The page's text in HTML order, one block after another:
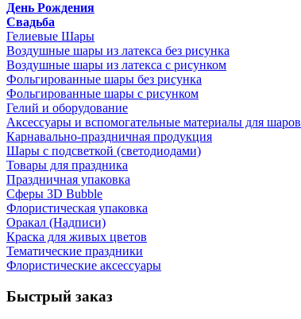
День Рождения
Свадьба
Гелиевые Шары
Воздушные шары из латекса без рисунка
Воздушные шары из латекса с рисунком
Фольгированные шары без рисунка
Фольгированные шары с рисунком
Гелий и оборудование
Аксессуары и вспомогательные материалы для шаров
Карнавально-праздничная продукция
Шары с подсветкой (светодиодами)
Товары для праздника
Праздничная упаковка
Сферы 3D Bubble
Флористическая упаковка
Оракал (Надписи)
Краска для живых цветов
Тематические праздники
Флористические аксессуары
Быстрый заказ